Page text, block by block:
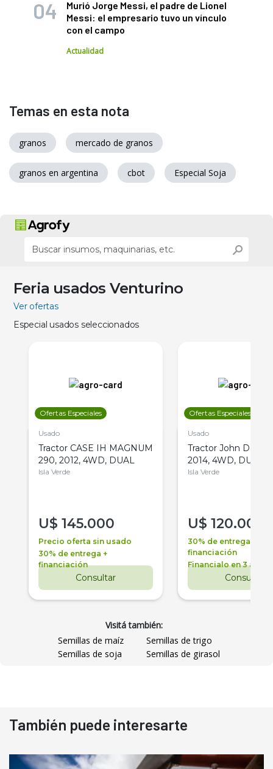
Murió Jorge Messi, el padre de Lionel
Messi: el empresario tuvo un vínculo
con el campo
Actualidad
Temas en esta nota
granos mercado de granos
granos en argentina cbot Especial Soja
Feria usados Venturino
Ver ofertas
Especial usados seleccionados
Ofertas Especiales
Usado
Tractor CASE IH MAGNUM
290, 2012, 4WD, DUAL
Isla Verde
U$ 145.000
Precio oferta sin usado
30% de entrega +
financiación
Consultar
Ofertas Especiales
Usado
Tractor John Deere
2014, 4WD, DUAL
Isla Verde
U$ 120.000
30% de entrega +
financiación
Financialo en 3 años
Consultar
Visitá también:
Semillas de maíz
Semillas de trigo
Semillas de soja
Semillas de girasol
También puede interesarte